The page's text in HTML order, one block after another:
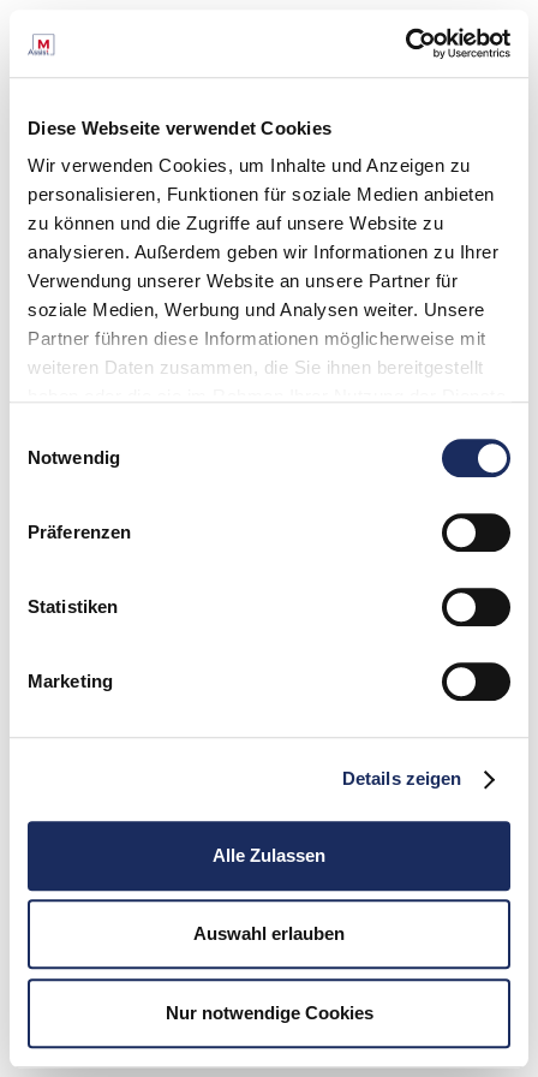
Diese Webseite verwendet Cookies
Wir verwenden Cookies, um Inhalte und Anzeigen zu
personalisieren, Funktionen für soziale Medien anbieten
zu können und die Zugriffe auf unsere Website zu
analysieren. Außerdem geben wir Informationen zu Ihrer
Verwendung unserer Website an unsere Partner für
soziale Medien, Werbung und Analysen weiter. Unsere
Partner führen diese Informationen möglicherweise mit
weiteren Daten zusammen, die Sie ihnen bereitgestellt
Sie unter:Datenschutz
Notwendig
Präferenzen
Statistiken
Marketing
Details zeigen
Alle Zulassen
Auswahl erlauben
Nur notwendige Cookies